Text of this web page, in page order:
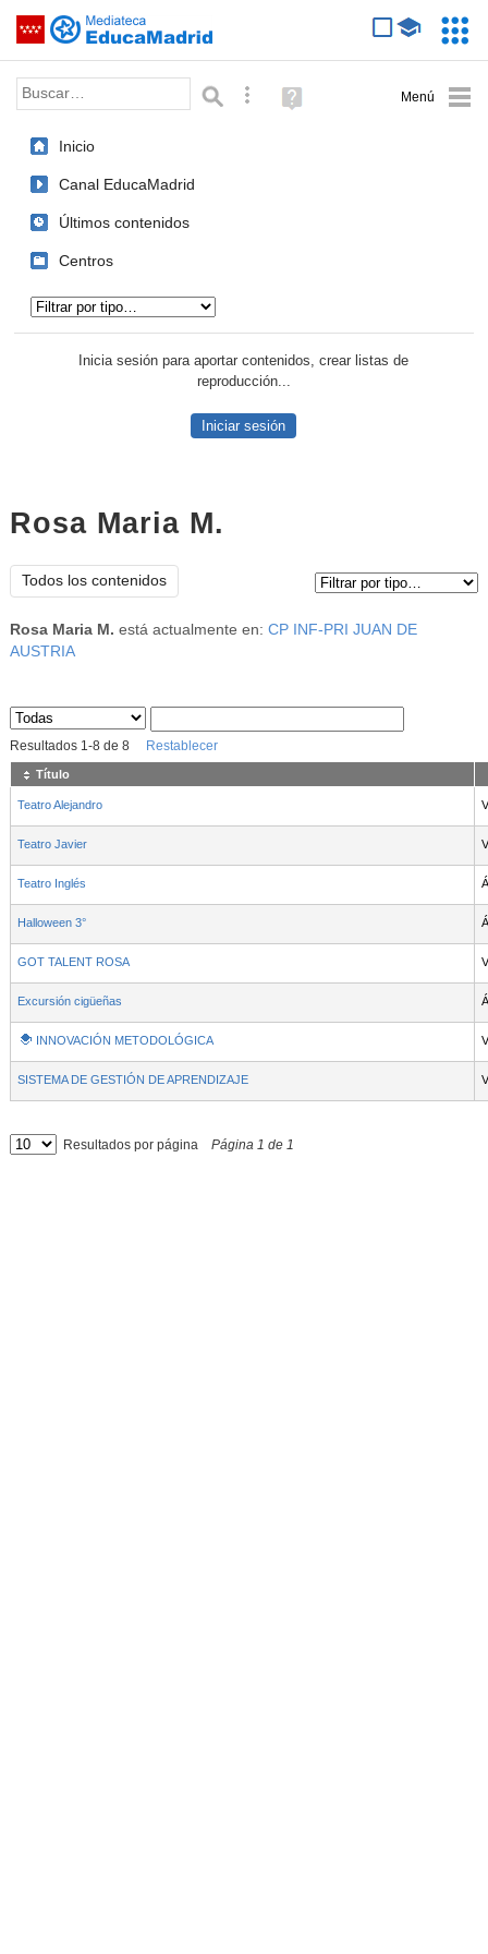
Saltar navegación
Palabra o frase: Búsqueda avanzada
Ayuda
(en
Inicio
Canal EducaMadrid
Últimos contenidos
Centros
Inicia sesión para aportar contenidos, crear listas de
reproducción...
Iniciar sesión
Rosa Maria M.
Todos los contenidos
Rosa Maria M. está actualmente en: CP INF-PRI JUAN DE
AUSTRIA
Sus archivos
Resultados 1-8de 8 Restablecer
Título
Teatro Alejandro
Teatro Javier
Teatro Inglés
Halloween 3°
GOT TALENT ROSA
Excursión cigüeñas
INNOVACIÓN METODOLÓGICA
SISTEMA DE GESTIÓN DE APRENDIZAJE
Resultados por página Página 1 de 1